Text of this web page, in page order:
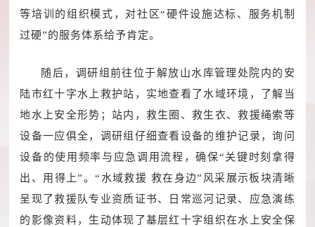
等培训的组织模式，对社区“硬件设施达标、服务机制
过硬”的服务体系给予肯定。
随后，调研组前往位于解放山水库管理处院内的安
陆市红十字水上救护站，实地查看了水域环境，了解当
地水上安全形势；站内，救生圈、救生衣、救援绳索等
设备一应俱全，调研组仔细查看设备的维护记录，询问
设备的使用频率与应急调用流程，确保“关键时刻拿得
出、用得上”。“水域救援 救在身边”风采展示板块清晰
呈现了救援队专业资质证书、日常巡河记录、应急演练
的影像资料，生动体现了基层红十字组织在水上安全保